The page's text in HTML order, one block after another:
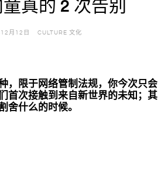
真的 2 次告别
月12日 CULTURE 文化
，限于网络管制法规，你今次只会
首次接触到来自新世界的未知；其
舍什么的时候。